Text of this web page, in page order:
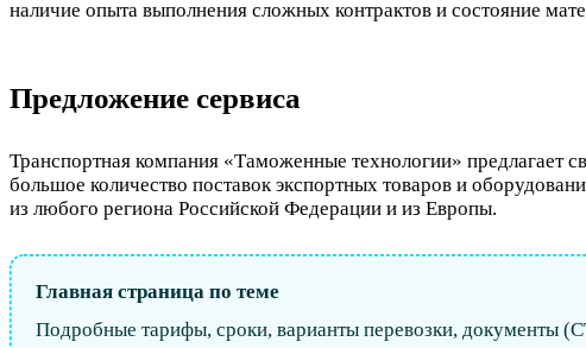
наличие опыта выполнения сложных контрактов и состояние
Предложение сервиса
Транспортная компания «Таможенные технологии» предлагает
большое количество поставок экспортных товаров и
из любого региона Российской Федерации и из Европы.
Главная страница по теме
Подробные тарифы, сроки, варианты перевозки, документы